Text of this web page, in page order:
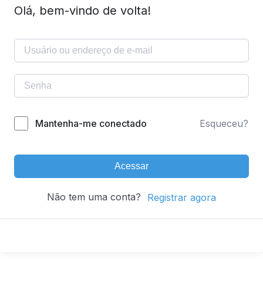
Olá, bem-vindo de volta!
Mantenha-me conectado Esqueceu?
Acessar
Não tem uma conta? Registrar agora